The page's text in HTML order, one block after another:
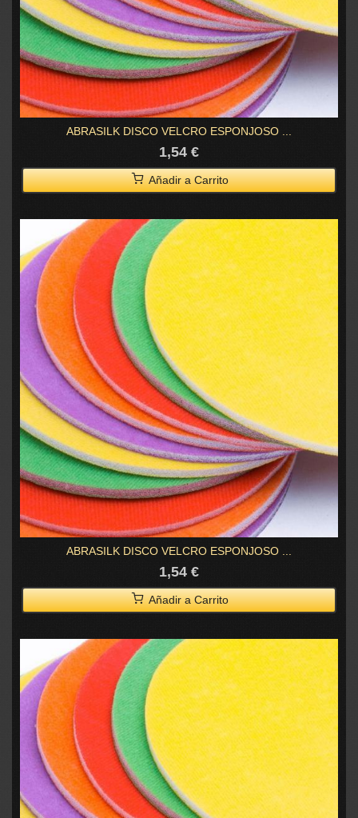
ABRASILK DISCO VELCRO ESPONJOSO ...
1,54 €
Añadir a Carrito
ABRASILK DISCO VELCRO ESPONJOSO ...
1,54 €
Añadir a Carrito